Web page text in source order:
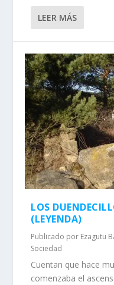
LEER MÁS
LOS
(LEYENDA)
Publicado por Ezagutu
Sociedad
Cuentan que hace
comenzaba el